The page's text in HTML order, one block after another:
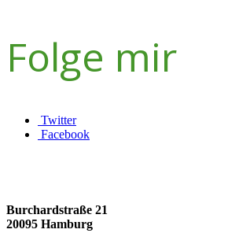
Folge mir
Twitter
Facebook
Burchardstraße 21
20095 Hamburg